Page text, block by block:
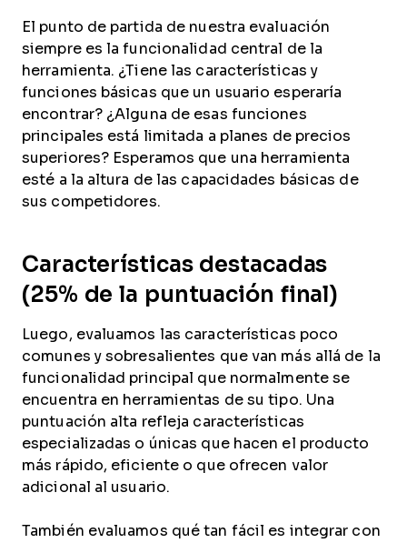
El punto de partida de nuestra evaluación
siempre es la funcionalidad central de la
herramienta. ¿Tiene las características y
funciones básicas que un usuario esperaría
encontrar? ¿Alguna de esas funciones
principales está limitada a planes de precios
superiores? Esperamos que una herramienta
esté a la altura de las capacidades básicas de
sus competidores.
Características destacadas
(25% de la puntuación final)
Luego, evaluamos las características poco
comunes y sobresalientes que van más allá de la
funcionalidad principal que normalmente se
encuentra en herramientas de su tipo. Una
puntuación alta refleja características
especializadas o únicas que hacen el producto
más rápido, eficiente o que ofrecen valor
adicional al usuario.
También evaluamos qué tan fácil es integrar con